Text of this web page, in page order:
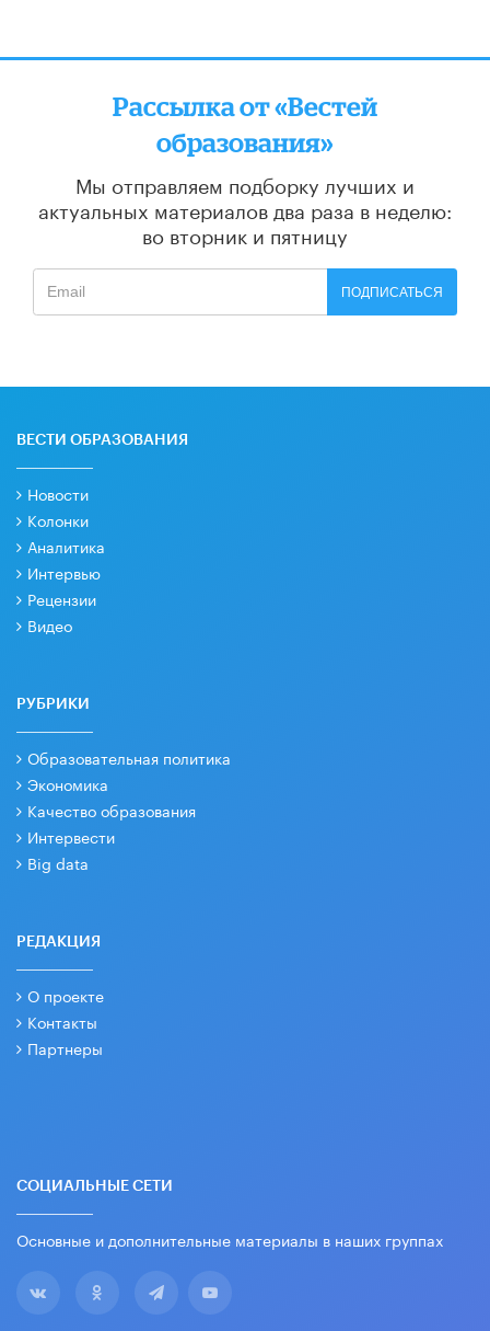
Рассылка от «Вестей
образования»
Мы отправляем подборку лучших и
актуальных материалов два раза в неделю:
во вторник и пятницу
ПОДПИСАТЬСЯ
ВЕСТИ ОБРАЗОВАНИЯ
Новости
Колонки
Аналитика
Интервью
Рецензии
Видео
РУБРИКИ
Образовательная политика
Экономика
Качество образования
Интервести
Big data
РЕДАКЦИЯ
О проекте
Контакты
Партнеры
СОЦИАЛЬНЫЕ СЕТИ
Основные и дополнительные материалы в наших группах